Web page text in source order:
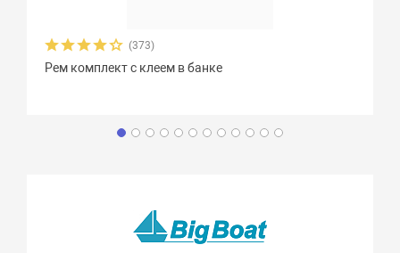
(373)
Рем комплект с клеем в банке